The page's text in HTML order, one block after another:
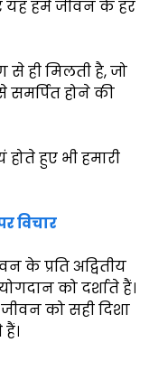
यह हमें जीवन के हर
ही मिलती है, जो
समर्पित होने की
होते हुए भी हमारी
विचार
के प्रति अद्वितीय
को दर्शाते हैं।
को सही दिशा